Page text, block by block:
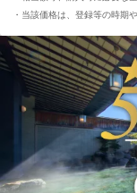
当該価格は、登録等の時期